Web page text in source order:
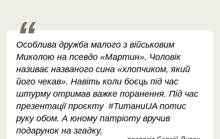
Особлива дружба малого з військовим
Миколою на псевдо «Мартин». Чоловік
називає названого сина «хлопчиком, який
його чекав». Навіть коли боєць під час
штурму отримав важке поранення. Під час
презентації проєкту #ТитаниUA потис
руку обом. А юному патріоту вручив
подарунок на згадку,